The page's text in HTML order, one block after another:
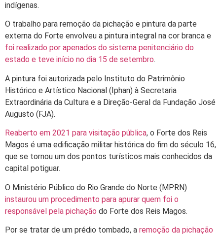
indígenas.
O trabalho para remoção da pichação e pintura da parte
externa do Forte envolveu a pintura integral na cor branca e
foi realizado por apenados do sistema penitenciário do
estado e teve início no dia 15 de setembro.
A pintura foi autorizada pelo Instituto do Patrimônio
Histórico e Artístico Nacional (Iphan) à Secretaria
Extraordinária da Cultura e a Direção-Geral da Fundação José
Augusto (FJA).
Reaberto em 2021 para visitação pública, o Forte dos Reis
Magos é uma edificação militar histórica do fim do século 16,
que se tornou um dos pontos turísticos mais conhecidos da
capital potiguar.
O Ministério Público do Rio Grande do Norte (MPRN)
instaurou um procedimento para apurar quem foi o
responsável pela pichação do Forte dos Reis Magos.
Por se tratar de um prédio tombado, a remoção da pichação